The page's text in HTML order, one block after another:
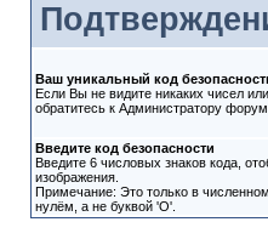
Ваш уникальный код
Если Вы не видите никаких чисел
обратитесь к Администратору
Введите код безопасности
Введите 6 числовых знаков кода,
изображения.
Примечание: Это только в
нулём, а не буквой 'O'.